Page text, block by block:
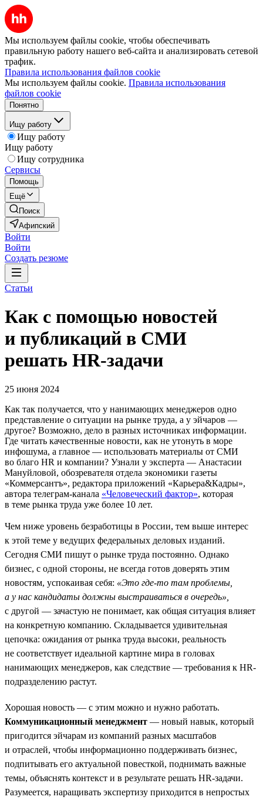
Мы используем файлы cookie, чтобы обеспечивать
правильную работу нашего веб-сайта и анализировать сетевой
трафик.
Правила использования файлов cookie
Мы используем файлы cookie. Правила использования
файлов cookie
Понятно
Ищу работу
Ищу работу
Ищу работу
Ищу сотрудника
Сервисы
Помощь
Ещё
Поиск
Афипский
Войти
Войти
Создать резюме
Статьи
Как с помощью новостей
и публикаций в СМИ
решать HR-задачи
25 июня 2024
Как так получается, что у нанимающих менеджеров одно
представление о ситуации на рынке труда, а у эйчаров —
другое? Возможно, дело в разных источниках информации.
Где читать качественные новости, как не утонуть в море
инфошума, а главное — использовать материалы от СМИ
во благо HR и компании? Узнали у эксперта — Анастасии
Мануйловой, обозревателя отдела экономики газеты
«Коммерсантъ», редактора приложений «Карьера&Кадры»,
автора телеграм-канала «Человеческий фактор», которая
в теме рынка труда уже более 10 лет.
Чем ниже уровень безработицы в России, тем выше интерес
к этой теме у ведущих федеральных деловых изданий.
Сегодня СМИ пишут о рынке труда постоянно. Однако
бизнес, с одной стороны, не всегда готов доверять этим
новостям, успокаивая себя: «Это где-то там проблемы,
а у нас кандидаты должны выстраиваться в очередь»,
с другой — зачастую не понимает, как общая ситуация влияет
на конкретную компанию. Складывается удивительная
цепочка: ожидания от рынка труда высоки, реальность
не соответствует идеальной картине мира в головах
нанимающих менеджеров, как следствие — требования к HR-
подразделению растут.
Хорошая новость — с этим можно и нужно работать.
Коммуникационный менеджмент — новый навык, который
пригодится эйчарам из компаний разных масштабов
и отраслей, чтобы информационно поддерживать бизнес,
подпитывать его актуальной повесткой, поднимать важные
темы, объяснять контекст и в результате решать HR-задачи.
Разумеется, наращивать экспертизу приходится в непростых